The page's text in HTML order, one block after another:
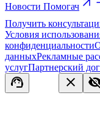
Новости Помогач
Получить
Условия
конфиденциальности
данныхРекламные
услугПартнерский